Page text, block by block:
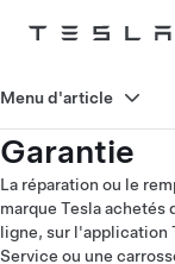
Tesla
Garantie
La réparation ou le
marque Tesla achetés
ligne, sur l'application
Service ou une
Menu d'article